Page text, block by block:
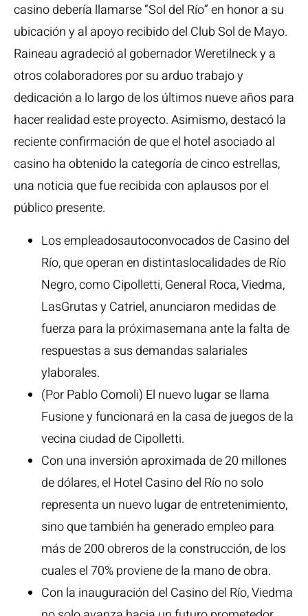
casino debería llamarse “Sol del Río” en honor a su
ubicación y al apoyo recibido del Club Sol de Mayo.
Raineau agradeció al gobernador Weretilneck y a
otros colaboradores por su arduo trabajo y
dedicación a lo largo de los últimos nueve años para
hacer realidad este proyecto. Asimismo, destacó la
reciente confirmación de que el hotel asociado al
casino ha obtenido la categoría de cinco estrellas,
una noticia que fue recibida con aplausos por el
público presente.
Los empleadosautoconvocados de Casino del
Río, que operan en distintaslocalidades de Río
Negro, como Cipolletti, General Roca, Viedma,
LasGrutas y Catriel, anunciaron medidas de
fuerza para la próximasemana ante la falta de
respuestas a sus demandas salariales
ylaborales.
(Por Pablo Comoli) El nuevo lugar se llama
Fusione y funcionará en la casa de juegos de la
vecina ciudad de Cipolletti.
Con una inversión aproximada de 20 millones
de dólares, el Hotel Casino del Río no solo
representa un nuevo lugar de entretenimiento,
sino que también ha generado empleo para
más de 200 obreros de la construcción, de los
cuales el 70% proviene de la mano de obra.
Con la inauguración del Casino del Río, Viedma